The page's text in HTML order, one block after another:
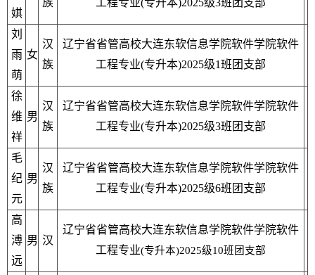
娸
族 工程专业(专升本)2025级3班团支部
刘
雨
萌
女
汉
族
辽宁省省管高校大连东软信息学院软件学院软件
工程专业(专升本)2025级1班团支部
徐
维
祥
男
汉
族
辽宁省省管高校大连东软信息学院软件学院软件
工程专业(专升本)2025级3班团支部
毛
纪
元
男
汉
族
辽宁省省管高校大连东软信息学院软件学院软件
工程专业(专升本)2025级6班团支部
高
溥
远
男 汉
辽宁省省管高校大连东软信息学院软件学院软件
工程专业(专升本)2025级10班团支部